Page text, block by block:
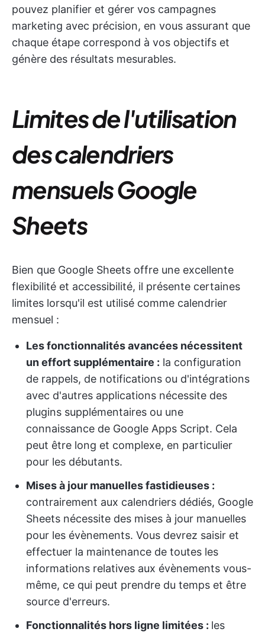
pouvez planifier et gérer vos campagnes
marketing avec précision, en vous assurant que
chaque étape correspond à vos objectifs et
génère des résultats mesurables.
Limites de l'utilisation
des calendriers
mensuels Google
Sheets
Bien que Google Sheets offre une excellente
flexibilité et accessibilité, il présente certaines
limites lorsqu'il est utilisé comme calendrier
mensuel :
Les fonctionnalités avancées nécessitent
un effort supplémentaire : la configuration
de rappels, de notifications ou d'intégrations
avec d'autres applications nécessite des
plugins supplémentaires ou une
connaissance de Google Apps Script. Cela
peut être long et complexe, en particulier
pour les débutants.
Mises à jour manuelles fastidieuses :
contrairement aux calendriers dédiés, Google
Sheets nécessite des mises à jour manuelles
pour les évènements. Vous devrez saisir et
effectuer la maintenance de toutes les
informations relatives aux évènements vous-
même, ce qui peut prendre du temps et être
source d'erreurs.
Fonctionnalités hors ligne limitées : les